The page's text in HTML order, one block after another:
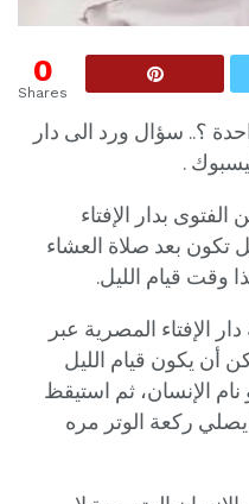
0
Shares
؟.. سؤال ورد الى دار
.
بدار الإفتاء
تكون بعد صلاة العشاء
وقت قيام الليل.
الإفتاء المصرية عبر
أن يكون قيام الليل
الإنسان، ثم استيقظ
ركعة الوتر مره